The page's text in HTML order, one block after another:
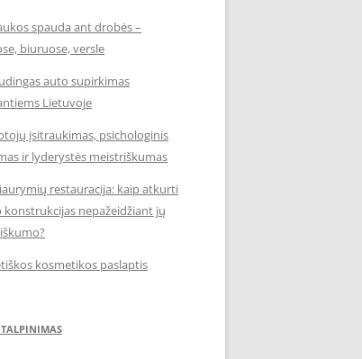
spauda ant drobės –
biuruose, versle
auto supirkimas
Lietuvoje
įsitraukimas, psichologinis
ir lyderystės meistriškumas
restauracija: kaip atkurti
konstrukcijas nepažeidžiant jų
kosmetikos paslaptis
TALPINIMAS